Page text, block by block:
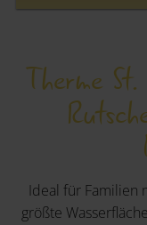
Therme
Ideal für Familien
größte